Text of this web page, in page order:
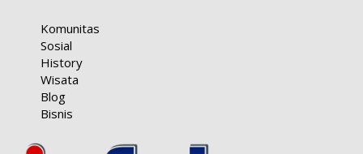
Komunitas
Sosial
History
Wisata
Blog
Bisnis